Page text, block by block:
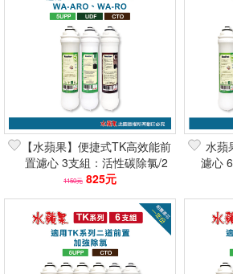
全部尺寸
【水蘋果】便捷式TK高效能前
置濾心 3支組：活性碳除氯/2
倍吸附/去異味 快速到貨/刷卡
分期
1150元 825元
水蘋
濾心
2倍